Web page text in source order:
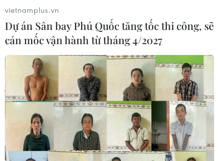
vietnamplus.vn
Dự án Sân bay Phú Quốc tăng tốc thi công, sẽ
cán mốc vận hành từ tháng 4/2027